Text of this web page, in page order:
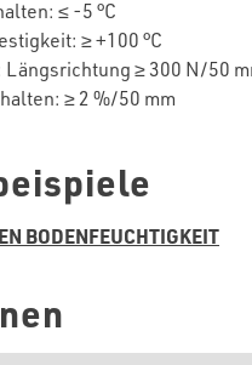
: ≤ -5 °C
≥+100 °C
Längsrichtung ≥ 300 N/50
≥ 2 %/50 mm
BODENFEUCHTIGKEIT